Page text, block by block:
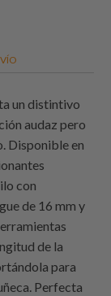
un distintivo
audaz pero
Disponible en
con
de 16 mm y
de la
para
Perfecta